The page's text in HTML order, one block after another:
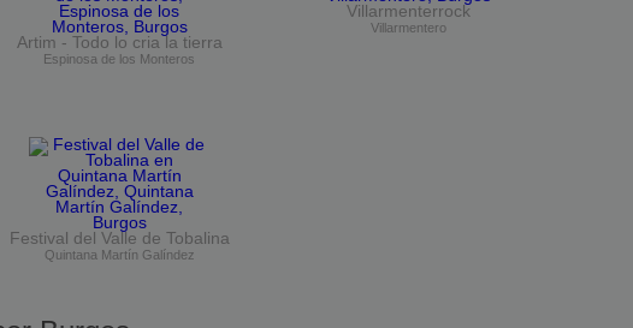
Artim - Todo lo cria la tierra
Espinosa de los Monteros
Villarmenterrock
Villarmentero
Festival del Valle de Tobalina
Quintana Martín Galíndez